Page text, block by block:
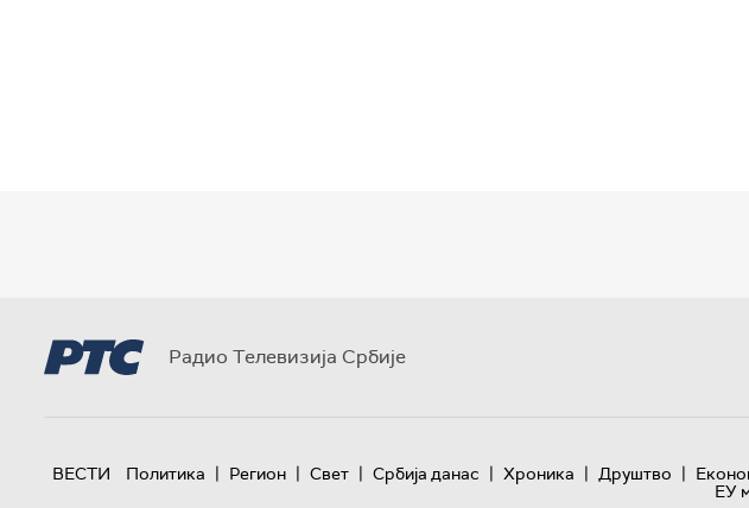
Радио Телевизија Србије
ВЕСТИ Политика | Регион | Свет | Србија данас | Хроника | Друштво |
ЕУ